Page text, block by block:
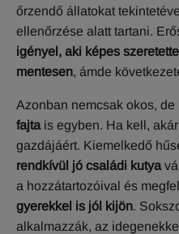
őrzendő állatokat
ellenőrzése alatt tartani.
igényel, aki képes
mentesen, ámde
Azonban nemcsak okos, de
fajtais egyben. Ha kell,
gazdájáért. Kiemelkedő
rendkívül jó családi kutya
a hozzátartozóival és
gyerekkel is jól kijön.
alkalmazzák, az